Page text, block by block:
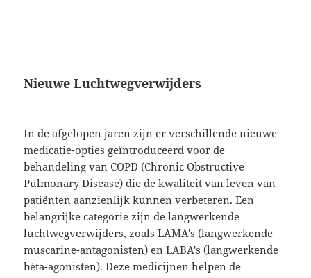
Nieuwe Luchtwegverwijders
In de afgelopen jaren zijn er verschillende nieuwe
medicatie-opties geïntroduceerd voor de
behandeling van COPD (Chronic Obstructive
Pulmonary Disease) die de kwaliteit van leven van
patiënten aanzienlijk kunnen verbeteren. Een
belangrijke categorie zijn de langwerkende
luchtwegverwijders, zoals LAMA's (langwerkende
muscarine-antagonisten) en LABA's (langwerkende
bèta-agonisten). Deze medicijnen helpen de